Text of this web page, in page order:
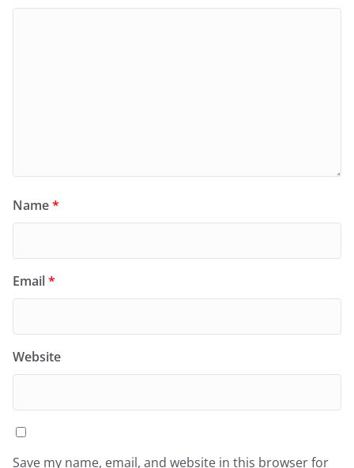
Name*
Email*
Website
Save my name, email, and website in this browser for